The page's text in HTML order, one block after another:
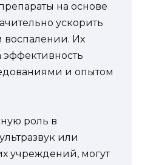
на основе
ускорить
воспалении. Их
эффективность
и опытом
роль в
или
учреждений, могут